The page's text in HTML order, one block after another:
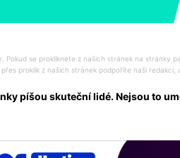
se prokliknete z našich stránek na stránky
proklik z našich stránek podpoříte naši
píšou skuteční lidé. Nejsou to